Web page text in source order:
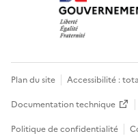
Plan du site Accessibilité :
Documentation technique
Politique de confidentialité